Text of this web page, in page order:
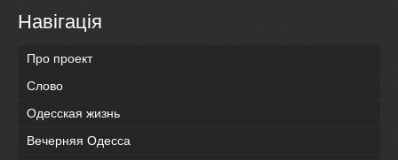
Навігація
Про проект
Слово
Одесская жизнь
Вечерняя Одесса